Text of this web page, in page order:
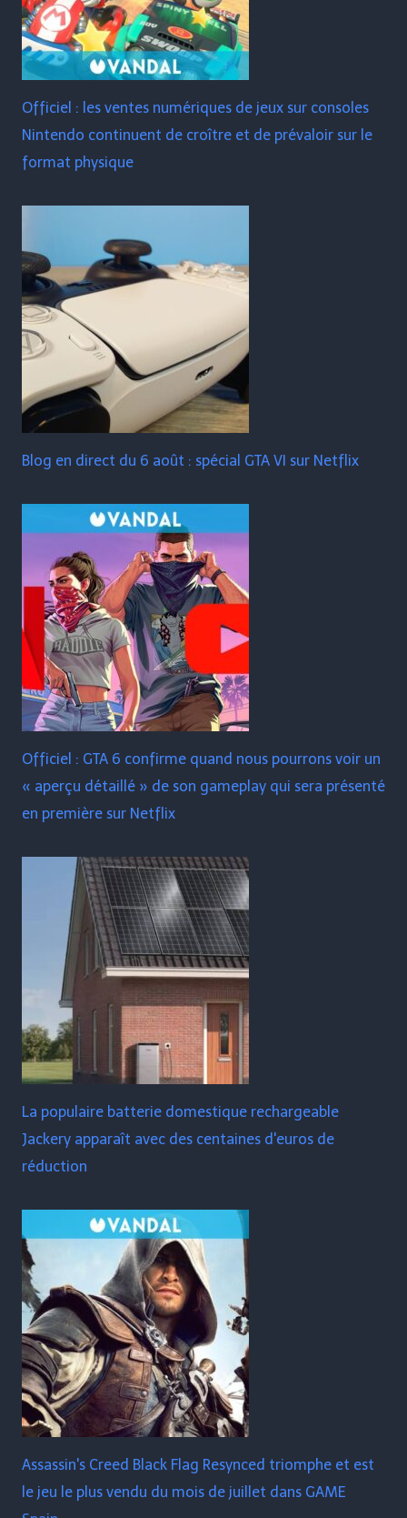
Officiel : les ventes numériques de jeux sur consoles
Nintendo continuent de croître et de prévaloir sur le
format physique
Blog en direct du 6 août : spécial GTA VI sur Netflix
Officiel : GTA 6 confirme quand nous pourrons voir un
« aperçu détaillé » de son gameplay qui sera présenté
en première sur Netflix
La populaire batterie domestique rechargeable
Jackery apparaît avec des centaines d'euros de
réduction
Assassin's Creed Black Flag Resynced triomphe et est
le jeu le plus vendu du mois de juillet dans GAME